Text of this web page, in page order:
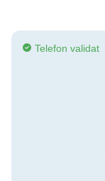
Telefon validat